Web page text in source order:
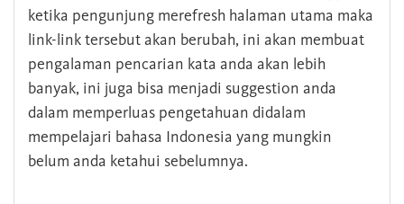
ketika pengunjung merefresh halaman utama maka
link-link tersebut akan berubah, ini akan membuat
pengalaman pencarian kata anda akan lebih
banyak, ini juga bisa menjadi suggestion anda
dalam memperluas pengetahuan didalam
mempelajari bahasa Indonesia yang mungkin
belum anda ketahui sebelumnya.